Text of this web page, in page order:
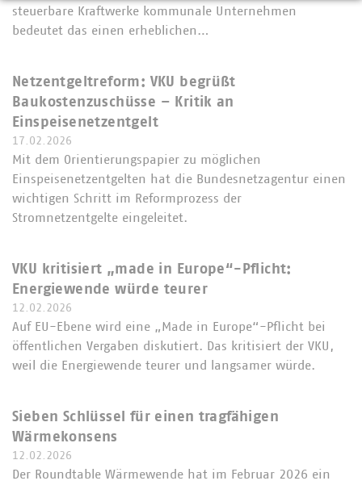
steuerbare Kraftwerke kommunale Unternehmen
bedeutet das einen erheblichen…
Netzentgeltreform: VKU begrüßt
Baukostenzuschüsse – Kritik an
Einspeisenetzentgelt
17.02.2026
Mit dem Orientierungspapier zu möglichen
Einspeisenetzentgelten hat die Bundesnetzagentur einen
wichtigen Schritt im Reformprozess der
Stromnetzentgelte eingeleitet.
VKU kritisiert „made in Europe“-Pflicht:
Energiewende würde teurer
12.02.2026
Auf EU-Ebene wird eine „Made in Europe“-Pflicht bei
öffentlichen Vergaben diskutiert. Das kritisiert der VKU,
weil die Energiewende teurer und langsamer würde.
Sieben Schlüssel für einen tragfähigen
Wärmekonsens
12.02.2026
Der Roundtable Wärmewende hat im Februar 2026 ein